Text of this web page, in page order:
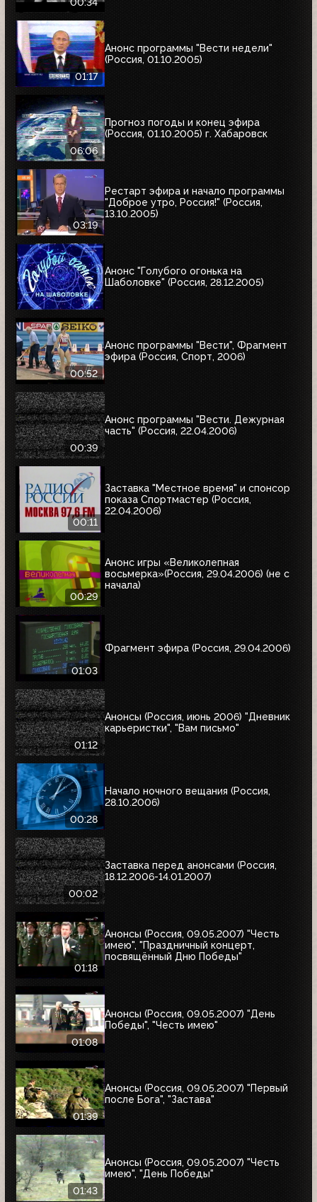
00:34
01:17
Анонс программы "Вести недели"
(Россия, 01.10.2005)
06:06
Прогноз погоды и конец эфира
(Россия, 01.10.2005) г. Хабаровск
03:19
Рестарт эфира и начало программы
"Доброе утро, Россия!" (Россия,
13.10.2005)
Анонс "Голубого огонька на
Шаболовке" (Россия, 28.12.2005)
00:52
Анонс программы "Вести", Фрагмент
эфира (Россия, Спорт, 2006)
00:39
Анонс программы "Вести. Дежурная
часть" (Россия, 22.04.2006)
00:11
Заставка "Местное время" и спонсор
показа Спортмастер (Россия,
22.04.2006)
00:29
Анонс игры «Великолепная
восьмерка»(Россия, 29.04.2006) (не с
начала)
01:03
Фрагмент эфира (Россия, 29.04.2006)
01:12
Анонсы (Россия, июнь 2006) "Дневник
карьеристки", "Вам письмо"
00:28
Начало ночного вещания (Россия,
28.10.2006)
00:02
Заставка перед анонсами (Россия,
18.12.2006-14.01.2007)
01:18
Анонсы (Россия, 09.05.2007) "Честь
имею", "Праздничный концерт,
посвящённый Дню Победы"
01:08
Анонсы (Россия, 09.05.2007) "День
Победы", "Честь имею"
01:39
Анонсы (Россия, 09.05.2007) "Первый
после Бога", "Застава"
01:43
Анонсы (Россия, 09.05.2007) "Честь
имею", "День Победы"